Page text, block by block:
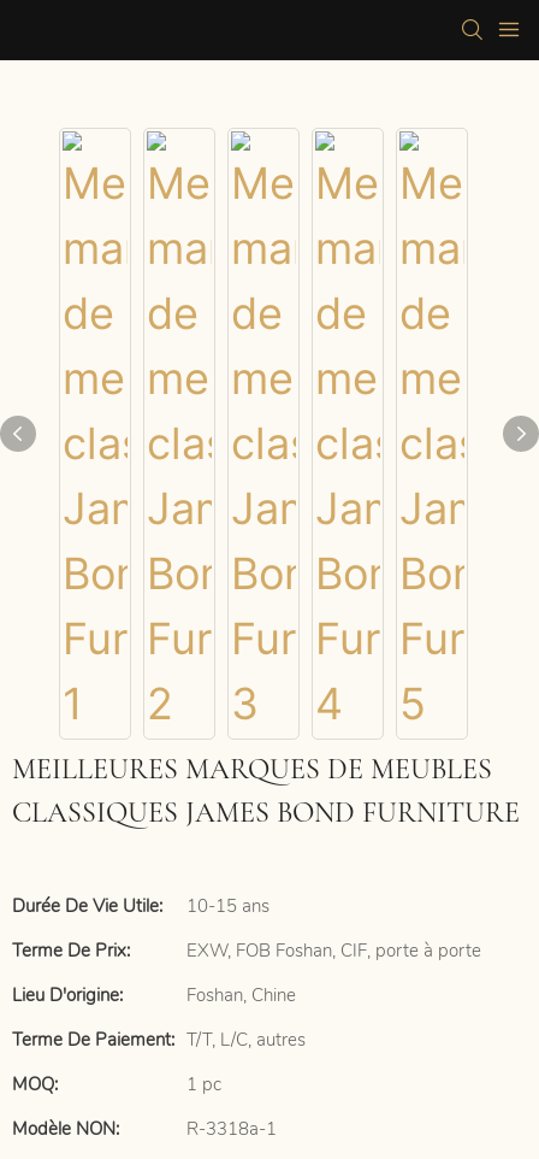
MEILLEURES MARQUES DE MEUBLES
CLASSIQUES JAMES BOND FURNITURE
Durée De Vie Utile:
10-15 ans
Terme De Prix:
EXW, FOB Foshan, CIF, porte à porte
Lieu D'origine:
Foshan, Chine
Terme De Paiement: T/T, L/C, autres
MOQ:
1 pc
Modèle NON:
R-3318a-1